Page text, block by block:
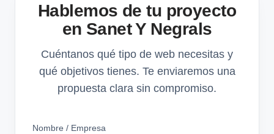
Hablemos de tu proyecto
en Sanet Y Negrals
Cuéntanos qué tipo de web necesitas y
qué objetivos tienes. Te enviaremos una
propuesta clara sin compromiso.
Nombre / Empresa